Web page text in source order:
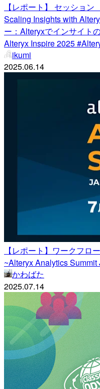
【レポート】 セッション
Scaling Insights with
ー：Alteryxでインサイト
Alteryx Inspire 2025
ikumi
2025.06.14
【レポート】ワークフロ
~Alteryx Analytics Summit
かわばた
2025.07.14